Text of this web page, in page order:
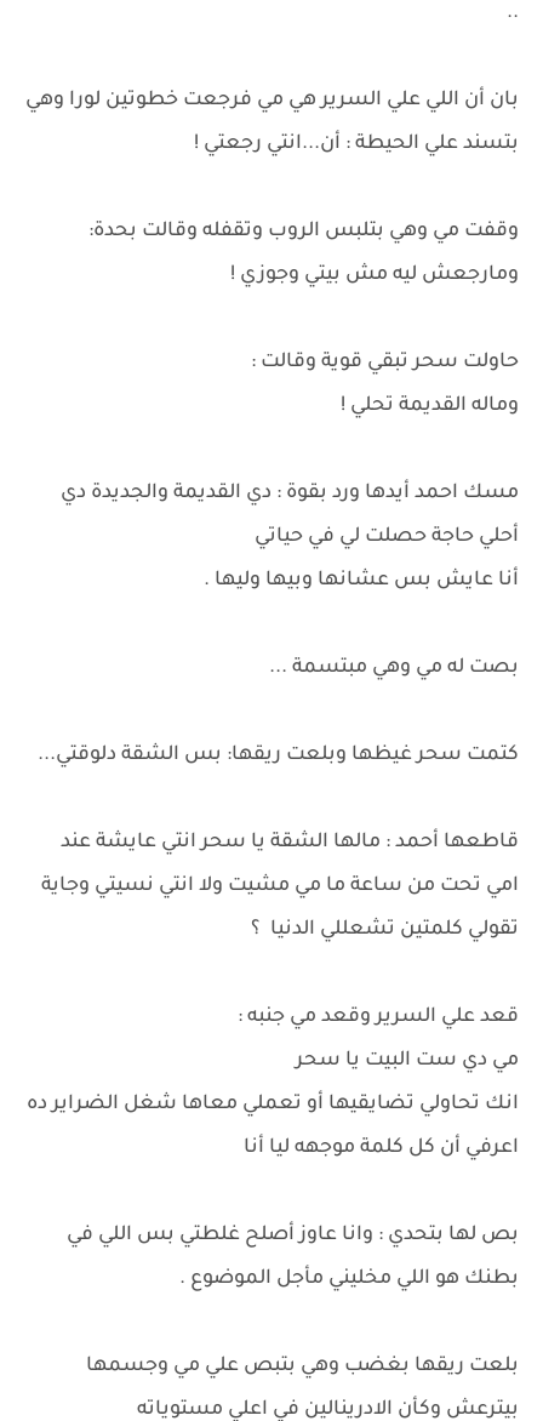
..
بان أن اللي علي السرير هي مي فرجعت خطوتين لورا وهي
بتسند علي الحيطة : أن...انتي رجعتي !
وقفت مي وهي بتلبس الروب وتقفله وقالت بحدة:
ومارجعش ليه مش بيتي وجوزي !
حاولت سحر تبقي قوية وقالت :
وماله القديمة تحلي !
مسك احمد أيدها ورد بقوة : دي القديمة والجديدة دي
أحلي حاجة حصلت لي في حياتي
أنا عايش بس عشانها وبيها وليها .
بصت له مي وهي مبتسمة ...
كتمت سحر غيظها وبلعت ريقها: بس الشقة دلوقتي...
قاطعها أحمد : مالها الشقة يا سحر انتي عايشة عند
امي تحت من ساعة ما مي مشيت ولا انتي نسيتي وجاية
تقولي كلمتين تشعللي الدنيا ؟
قعد علي السرير وقعد مي جنبه :
مي دي ست البيت يا سحر
انك تحاولي تضايقيها أو تعملي معاها شغل الضراير ده
اعرفي أن كل كلمة موجهه ليا أنا
بص لها بتحدي : وانا عاوز أصلح غلطتي بس اللي في
بطنك هو اللي مخليني مأجل الموضوع .
بلعت ريقها بغضب وهي بتبص علي مي وجسمها
بيترعش وكأن الادرينالين في اعلي مستوياته